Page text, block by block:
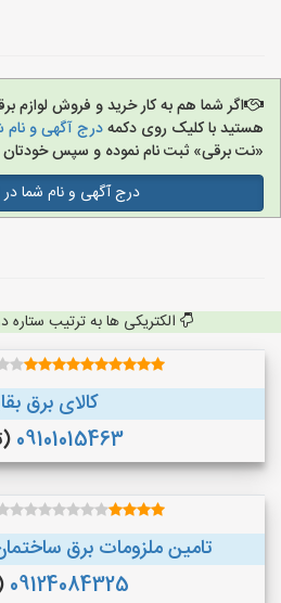
اگر شما هم به کار خرید و فروش لوازم
هستید با کلیک روی دکمهدرج آگهی و
«نت برقی» ثبت نام نموده و سپس خودتان
درج آگهی و نام شما
الکتریکی ها به ترتیب
کالای برق
09101015463
تامین ملزومات برق
09124084325